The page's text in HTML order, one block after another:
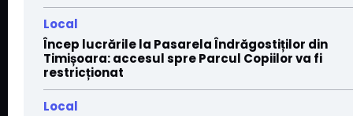
Local
Încep lucrările la Pasarela Îndrăgostiților din
Timișoara: accesul spre Parcul Copiilor va fi
restricționat
Local